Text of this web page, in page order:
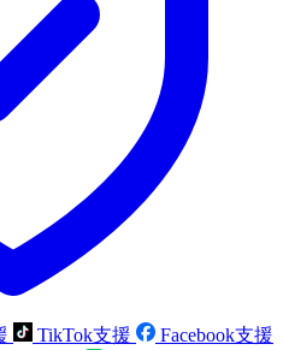
TikTok支援
Facebook支援